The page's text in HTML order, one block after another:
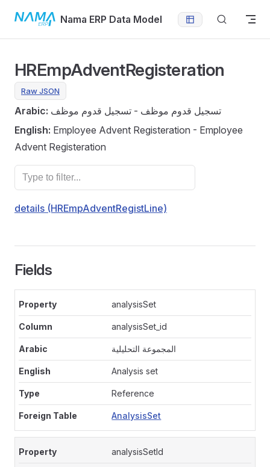
Skip to contentNama ERP Data Model
HREmpAdventRegisteration
Raw JSON
Arabic: تسجيل قدوم موظف - تسجيل قدوم موظف
English: Employee Advent Registeration - Employee
Advent Registeration
details (HREmpAdventRegistLine)
Fields
analysisSet
analysisSet_id
المجموعة التحليلية
Analysis set
Reference
AnalysisSet
analysisSetId